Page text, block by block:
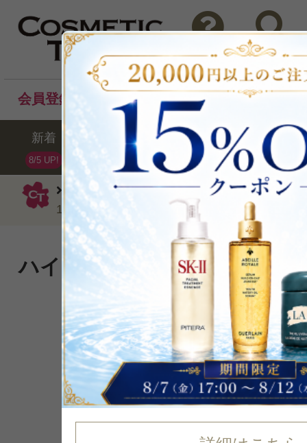
ケラスターゼ シャンプー
BL バン
1000ml（サロンサイズ）
問い合わせ 検索
会員登録後のお買い物でポイントプレゼント！
新着
8/5 UP!
セール ランキング ブ
ハイトーンカラーヘアの美し
ープするシャンプ
P可 残り5点